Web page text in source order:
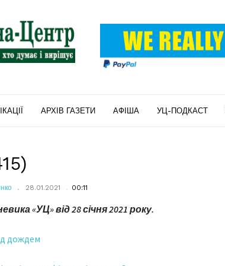
АРХІВ ГАЗЕТИ АФІША УЦ-ПОДКАСТ
28.01.2021 00:11
«УЦ» від 28 січня 2021 року.
дождем